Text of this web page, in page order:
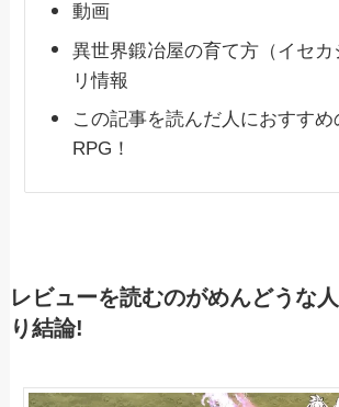
動画
異世界鍛冶屋の育て方（イセカ
リ情報
この記事を読んだ人におすすめ
RPG！
レビューを読むのがめんどうな
り結論!